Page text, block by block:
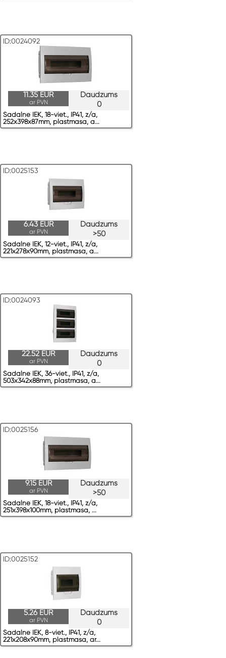
ID:0024092
Daudzums
0
11.35 EUR
ar PVN
Sadalne IEK, 18-viet., IP41, z/a,
252x398x87mm, plastmasa, a...
ID:0025153
Daudzums
>50
6.43 EUR
ar PVN
Sadalne IEK, 12-viet., IP41, z/a,
221x278x90mm, plastmasa, a...
ID:0024093
Daudzums
0
22.52 EUR
ar PVN
Sadalne IEK, 36-viet., IP41, z/a,
503x342x88mm, plastmasa, a...
ID:0025156
Daudzums
>50
9.15 EUR
ar PVN
Sadalne IEK, 18-viet., IP41, z/a,
251x398x100mm, plastmasa, ...
ID:0025152
Daudzums
0
5.26 EUR
ar PVN
Sadalne IEK, 8-viet., IP41, z/a,
221x208x90mm, plastmasa, ar...